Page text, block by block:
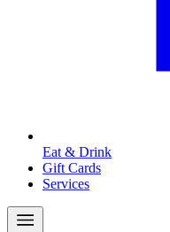
Eat & Drink
Gift Cards
Services